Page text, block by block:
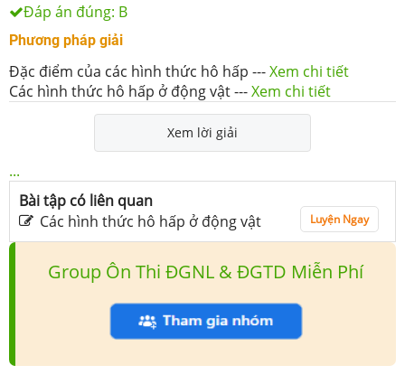
Đáp án đúng: B
Phương pháp giải
Đặc điểm của các hình thức hô hấp ---Xem chi tiết
Các hình thức hô hấp ở động vật---Xem chi tiết
Xem lời giải
...
Bài tập có liên quan
Các hình thức hô hấp ở động vật
Luyện Ngay
Group Ôn Thi ĐGNL & ĐGTD Miễn Phí